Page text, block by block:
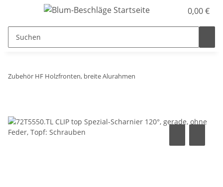
0,00 €
Zubehör HF Holzfronten, breite Alurahmen